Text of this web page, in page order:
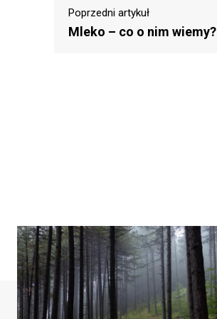
Poprzedni artykuł
Mleko – co o nim wiemy?